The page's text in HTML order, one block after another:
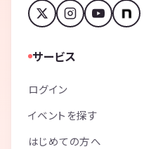
サービス
ログイン
イベントを探す
はじめての方へ